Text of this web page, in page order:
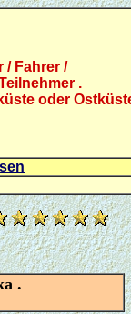
/ Fahrer /
.
oder
.